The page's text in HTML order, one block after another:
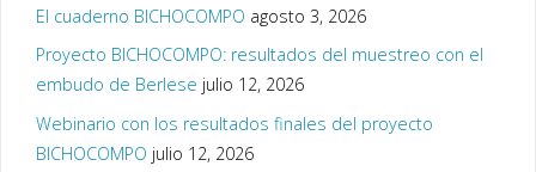
El cuaderno BICHOCOMPO agosto 3, 2026
Proyecto BICHOCOMPO: resultados del muestreo con el
embudo de Berlese julio 12, 2026
Webinario con los resultados finales del proyecto
BICHOCOMPO julio 12, 2026